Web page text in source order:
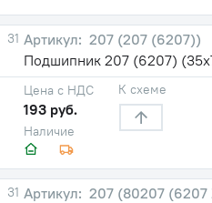
31
207 (207 (6207))
Подшипник 207 (6207)
Наличие
Цена с НДС
193 руб.
К схеме
31
207 (80207 (6207